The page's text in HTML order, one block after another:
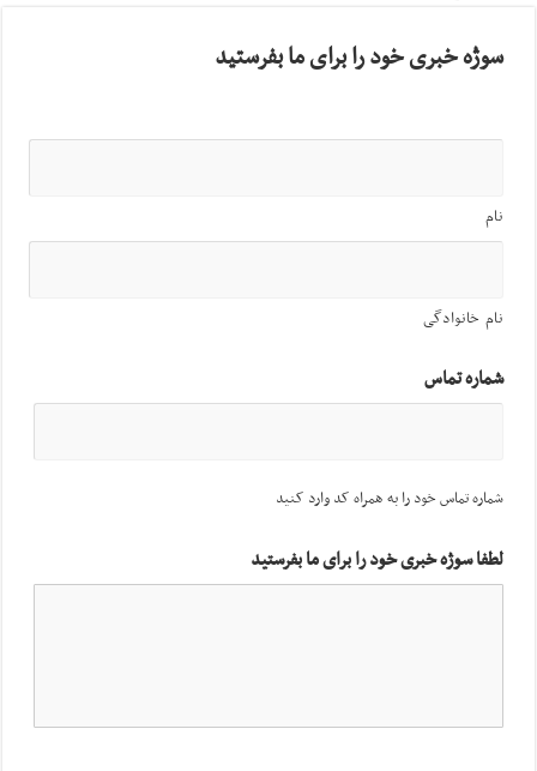
سوژه خبری خود را برای ما بفرستید
نام
نام خانوادگی
شماره تماس
شماره تماس خود را به همراه کد وارد کنید
لطفا سوژه خبری خود را برای ما بفرستید